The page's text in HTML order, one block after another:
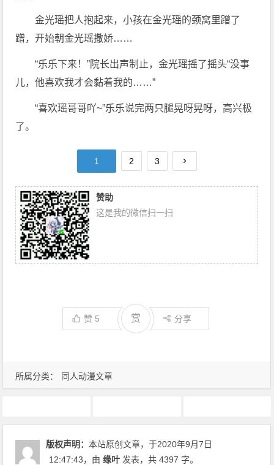
所属分类： 同人动漫文章
金光瑶把人抱起来，小孩在金光瑶的颈窝里蹭了
蹭，开始朝金光瑶撒娇……
“乐乐下来！”院长出声制止，金光瑶摇了摇头“没事
儿，他喜欢我才会黏着我的……”
“喜欢瑶哥哥吖~”乐乐说完两只腿晃呀晃呀，高兴极
了。
1 2 3
赞助
这是我的微信扫一扫
赞 5 赏 分享
版权声明：本站原创文章，于2020年9月7日
12:47:43，由缘叶 发表，共 4397 字。